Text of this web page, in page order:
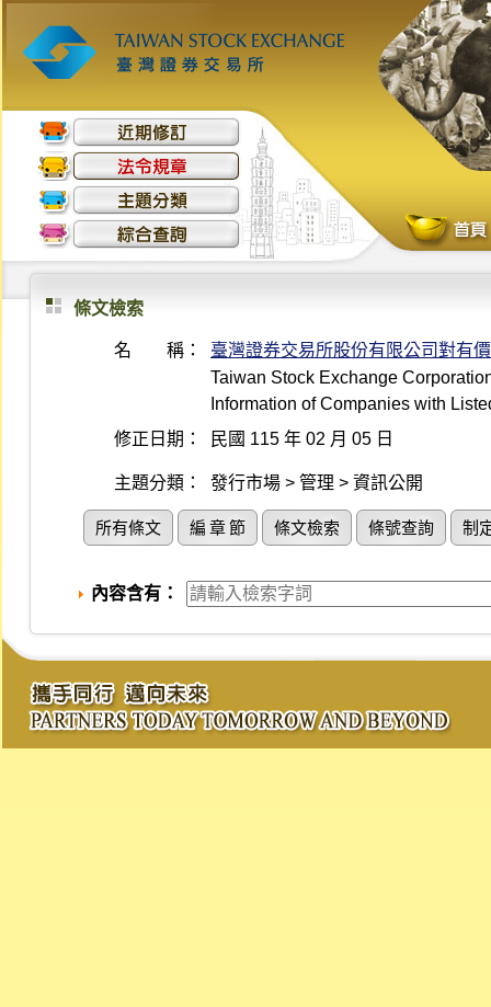
條文檢索
名 稱：
臺灣證券交易所股份有限公司對有
Taiwan Stock Exchange
Information of Companies with
修正日期：
民國 115 年 02 月 05 日
主題分類： 發行市場 > 管理 > 資訊公開
所有條文 編 章 節 條文檢索 條號查詢 制
內容含有：